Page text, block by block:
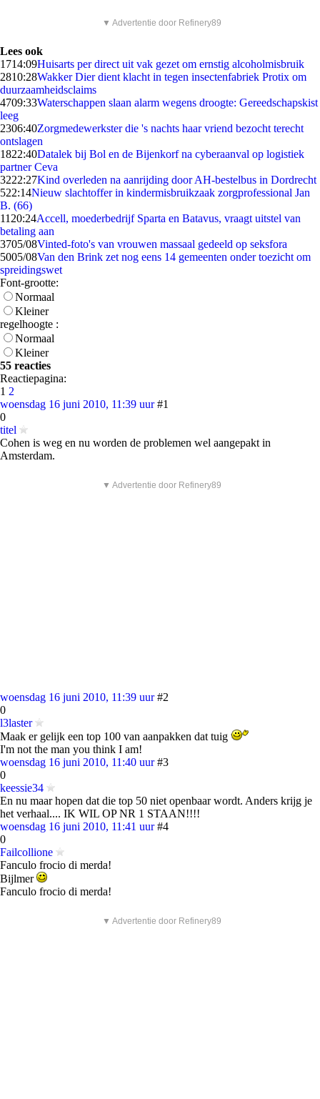
▼ Advertentie door Refinery89
Lees ook
1714:09Huisarts per direct uit vak gezet om ernstig alcoholmisbruik
2810:28Wakker Dier dient klacht in tegen insectenfabriek Protix om
duurzaamheidsclaims
4709:33Waterschappen slaan alarm wegens droogte: Gereedschapskist
leeg
2306:40Zorgmedewerkster die 's nachts haar vriend bezocht terecht
ontslagen
1822:40Datalek bij Bol en de Bijenkorf na cyberaanval op logistiek
partner Ceva
3222:27Kind overleden na aanrijding door AH-bestelbus in Dordrecht
522:14Nieuw slachtoffer in kindermisbruikzaak zorgprofessional Jan
B. (66)
11 20:24Accell, moederbedrijf Sparta en Batavus, vraagt uitstel van
betaling aan
3705/08Vinted-foto's van vrouwen massaal gedeeld op seksfora
5005/08Van den Brink zet nog eens 14 gemeenten onder toezicht om
spreidingswet
Font-grootte:
Normaal
Kleiner
regelhoogte :
Normaal
Kleiner
55 reacties
Reactiepagina:
1 2
woensdag 16 juni 2010, 11:39 uur #1
0
titel
Cohen is weg en nu worden de problemen wel aangepakt in
Amsterdam.
▼ Advertentie door Refinery89
woensdag 16 juni 2010, 11:39 uur #2
0
l3laster
Maak er gelijk een top 100 van aanpakken dat tuig
I'm not the man you think I am!
woensdag 16 juni 2010, 11:40 uur #3
0
keessie34
En nu maar hopen dat die top 50 niet openbaar wordt. Anders krijg je
het verhaal.... IK WIL OP NR 1 STAAN!!!!
woensdag 16 juni 2010, 11:41 uur #4
0
Failcollione
Fanculo frocio di merda!
Bijlmer
Fanculo frocio di merda!
▼ Advertentie door Refinery89